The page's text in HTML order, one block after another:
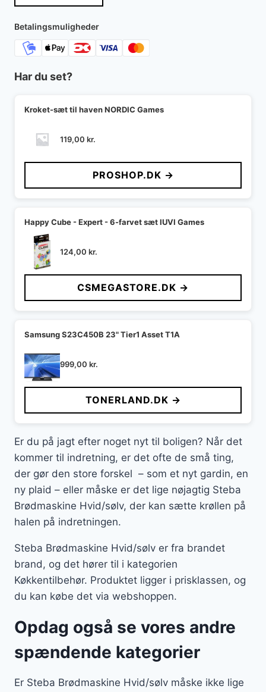
Betalingsmuligheder
Har du set?
Kroket-sæt til haven NORDIC Games
119,00 kr.
PROSHOP.DK →
Happy Cube - Expert - 6-farvet sæt IUVI Games
124,00 kr.
CSMEGASTORE.DK →
Samsung S23C450B 23" Tier1 Asset T1A
999,00 kr.
TONERLAND.DK →
Er du på jagt efter noget nyt til boligen? Når det
kommer til indretning, er det ofte de små ting,
der gør den store forskel – som et nyt gardin, en
ny plaid – eller måske er det lige nøjagtig Steba
Brødmaskine Hvid/sølv, der kan sætte krøllen på
halen på indretningen.
Steba Brødmaskine Hvid/sølv er fra brandet
brand, og det hører til i kategorien
Køkkentilbehør. Produktet ligger i prisklassen, og
du kan købe det via webshoppen.
Opdag også se vores andre
spændende kategorier
Er Steba Brødmaskine Hvid/sølv måske ikke lige